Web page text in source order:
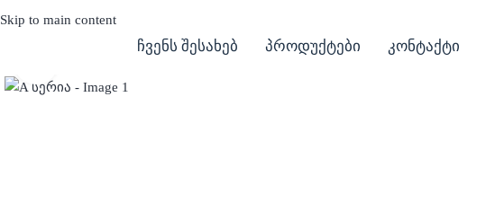
Skip to main content
ჩვენს შესახებ პროდუქტები კონტაქტი